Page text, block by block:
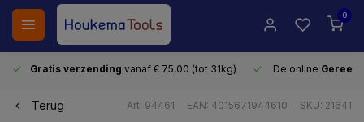
0
Gratis verzending vanaf € 75,00 (tot 31kg) De online
Terug Art: 94461 EAN: 4015671944610 SKU: 21641